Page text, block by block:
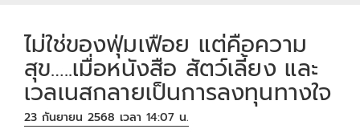
ไม่ใช่ของฟุ่มเฟือย แต่คือความ
สุข…..เมื่อหนังสือ สัตว์เลี้ยง และ
เวลเนสกลายเป็นการลงทุนทางใจ
23 กันยายน 2568 เวลา 14:07 น.